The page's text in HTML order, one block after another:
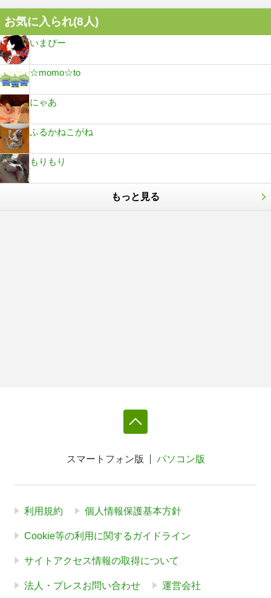
お気に入られ(8人)
いまぴー
☆momo☆to
にゃあ
ふるかねこがね
もりもり
もっと見る
スマートフォン版 パソコン版
利用規約 個人情報保護基本方針
Cookie等の利用に関するガイドライン
サイトアクセス情報の取得について
法人・プレスお問い合わせ 運営会社